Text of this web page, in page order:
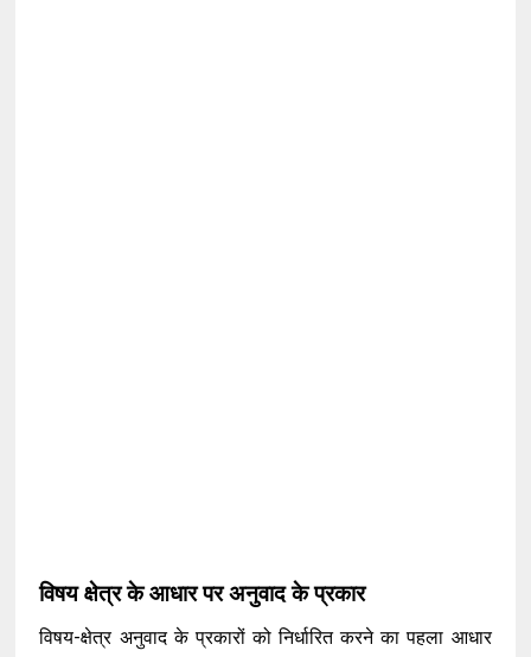
विषय क्षेत्र के आधार पर अनुवाद के प्रकार
विषय-क्षेत्र अनुवाद के प्रकारों को निर्धारित करने का पहला आधार